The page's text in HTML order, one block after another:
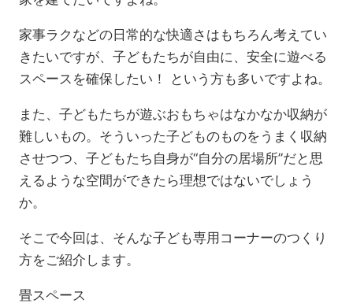
家事ラクなどの日常的な快適さはもちろん考えてい
きたいですが、子どもたちが自由に、安全に遊べる
スペースを確保したい！ という方も多いですよね。
また、子どもたちが遊ぶおもちゃはなかなか収納が
難しいもの。そういった子どものものをうまく収納
させつつ、子どもたち自身が“自分の居場所”だと思
えるような空間ができたら理想ではないでしょう
か。
そこで今回は、そんな子ども専用コーナーのつくり
方をご紹介します。
畳スペース